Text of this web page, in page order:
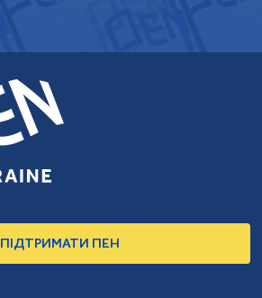
ПІДТРИМАТИ ПЕН